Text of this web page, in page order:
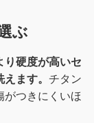
ぶ
り硬度が高いセ
ます。 チタン
がつきにくいほ